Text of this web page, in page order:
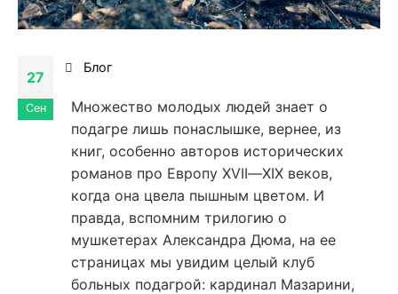
27
Сен
Блог
Множество молодых людей знает о
подагре лишь понаслышке, вернее, из
книг, особенно авторов исторических
романов про Европу XVII—XIX веков,
когда она цвела пышным цветом. И
правда, вспомним трилогию о
мушкетерах Александра Дюма, на ее
страницах мы увидим целый клуб
больных подагрой: кардинал Мазарини,